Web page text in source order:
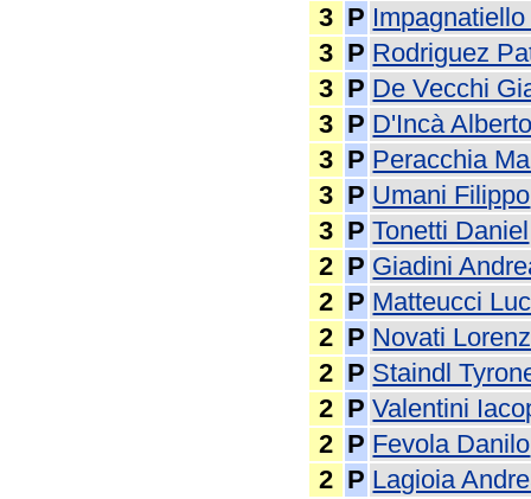
3 P
3 P Rodriguez
3 P De Vecchi
3 P D'Incà
3 P Peracchia
3 P Umani Filippo
3 P Tonetti Daniel
2 P Giadini
2 P Matteucci
2 P Novati
2 P Staindl
2 P Valentini
2 P Fevola Danilo
2 P Lagioia